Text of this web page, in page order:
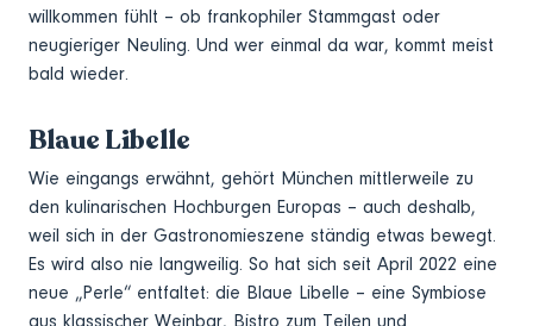
willkommen fühlt – ob frankophiler Stammgast oder
neugieriger Neuling. Und wer einmal da war, kommt meist
bald wieder.
Blaue Libelle
Wie eingangs erwähnt, gehört München mittlerweile zu
den kulinarischen Hochburgen Europas – auch deshalb,
weil sich in der Gastronomieszene ständig etwas bewegt.
Es wird also nie langweilig. So hat sich seit April 2022 eine
neue „Perle“ entfaltet: die Blaue Libelle – eine Symbiose
aus klassischer Weinbar, Bistro zum Teilen und